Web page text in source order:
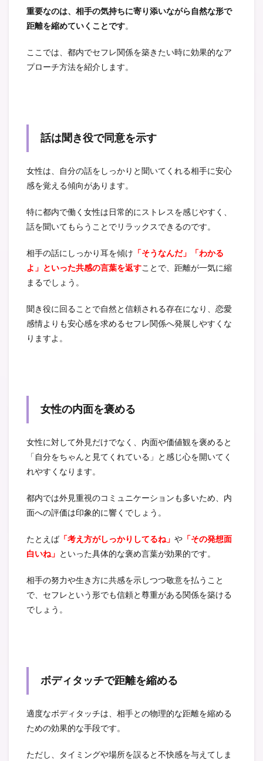
重要なのは、相手の気持ちに寄り添いながら自然な形で
距離を縮めていくことです。
ここでは、都内でセフレ関係を築きたい時に効果的なア
プローチ方法を紹介します。
話は聞き役で同意を示す
女性は、自分の話をしっかりと聞いてくれる相手に安心
感を覚える傾向があります。
特に都内で働く女性は日常的にストレスを感じやすく、
話を聞いてもらうことでリラックスできるのです。
相手の話にしっかり耳を傾け 「そうなんだ」「わかる
よ」といった共感の言葉を返すことで、距離が一気に縮
まるでしょう。
聞き役に回ることで自然と信頼される存在になり、恋愛
感情よりも安心感を求めるセフレ関係へ発展しやすくな
りますよ。
女性の内面を褒める
女性に対して外見だけでなく、内面や価値観を褒めると
「自分をちゃんと見てくれている」と感じ心を開いてく
れやすくなります。
都内では外見重視のコミュニケーションも多いため、内
面への評価は印象的に響くでしょう。
たとえば「考え方がしっかりしてるね」 や 「その発想面
白いね」 といった具体的な褒め言葉が効果的です。
相手の努力や生き方に共感を示しつつ敬意を払うこと
で、セフレという形でも信頼と尊重がある関係を築ける
でしょう。
ボディタッチで距離を縮める
適度なボディタッチは、相手との物理的な距離を縮める
ための効果的な手段です。
ただし、タイミングや場所を誤ると不快感を与えてしま